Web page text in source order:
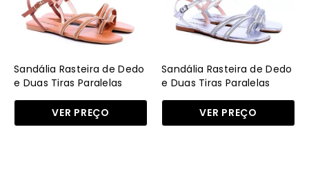
Duas
Tiras
Paralelas
com
Strass
SDI-
11718
Sandália Rasteira de Dedo
e Duas Tiras Paralelas
com Strass SDI-11718 - CS
VER PREÇO
Duas
Tiras
Paralelas
com
Strass
-
Prata
Sandália Rasteira de Dedo
e Duas Tiras Paralelas
com Strass - Prata
VER PREÇO